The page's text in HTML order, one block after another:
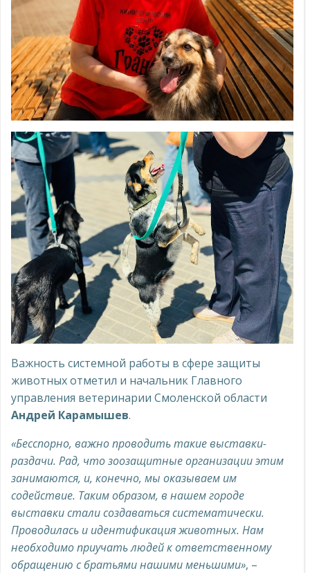
Важность системной работы в сфере защиты
животных отметил и начальник Главного
управления ветеринарии Смоленской области
Андрей Карамышев.
«Бесспорно, важно проводить такие выставки-
раздачи. Рад, что зоозащитные организации этим
занимаются, и, конечно, мы оказываем им
содействие. Таким образом, в нашем городе
выставки стали создаваться систематически.
Проводилась и идентификация животных. Нам
необходимо приучать людей к ответственному
обращению с братьями нашими меньшими», –